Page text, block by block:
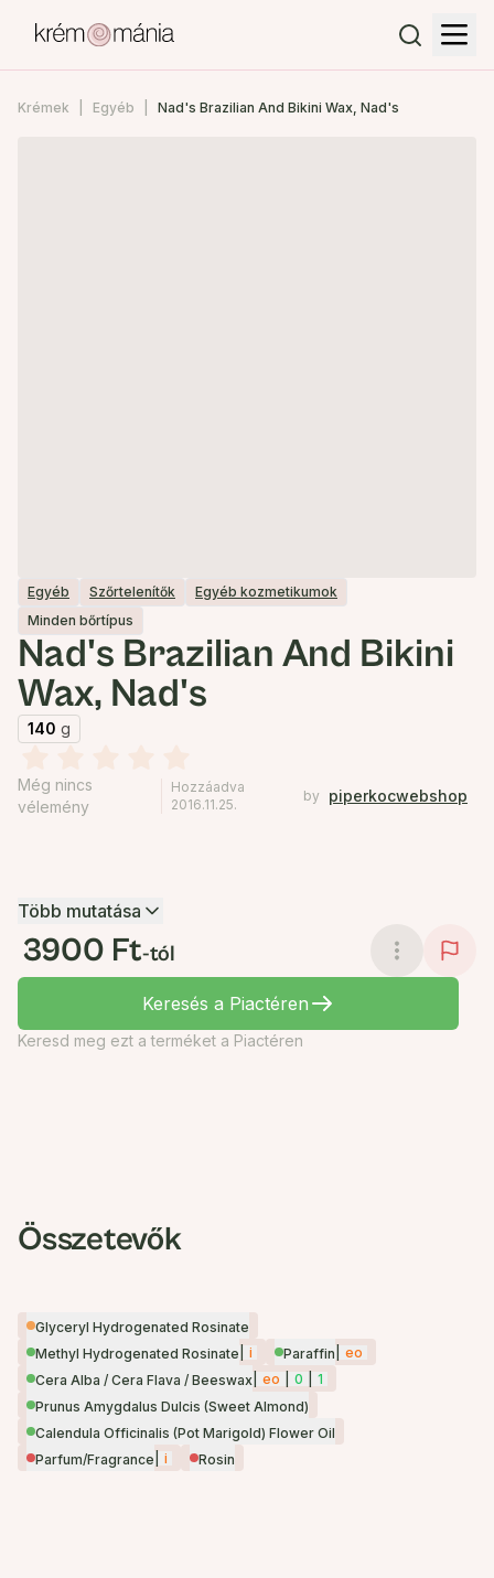
Krémek Egyéb Nad's Brazilian And Bikini Wax, Nad's
Egyéb Szőrtelenítők
Egyéb kozmetikumok
Minden bőrtípus
Nad's Brazilian And Bikini
Wax, Nad's
140 g
Még nincs
vélemény
Hozzáadva
2016.11.25.
by piperkocwebshop
Több mutatása
3900 Ft-tól
Keresés a Piactéren
Keresd meg ezt a terméket a Piactéren
Összetevők
Glyceryl Hydrogenated Rosinate
Methyl Hydrogenated Rosinate
i Paraffin
eo
Cera Alba / Cera Flava / Beeswax eo 0
1
Prunus Amygdalus Dulcis (Sweet Almond)
Calendula Officinalis (Pot Marigold) Flower Oil
Parfum/Fragrance
i Rosin